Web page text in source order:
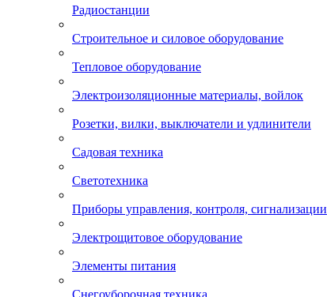
Радиостанции
Строительное и силовое оборудование
Тепловое оборудование
Электроизоляционные материалы, войлок
Розетки, вилки, выключатели и удлинители
Садовая техника
Светотехника
Приборы управления, контроля, сигнализации
Электрощитовое оборудование
Элементы питания
Снегоуборочная техника